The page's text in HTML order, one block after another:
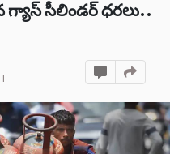
సీలిండర్ ధరలు..